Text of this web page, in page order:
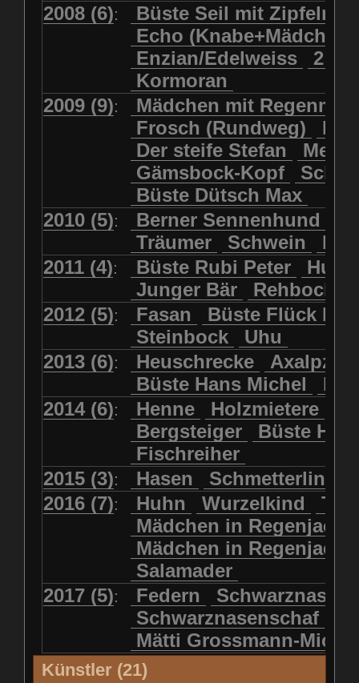
2008 (6):
Büste Seil mit
Echo
Enzian/Edelweiss
2
Kormoran
2009 (9):
Mädchen mit
Frosch (Rundweg)
Der steife Stefan
Gämsbock-Kopf
Büste Dütsch Max
2010 (5): Berner Sennenhund
Träumer
Schwein
2011 (4): Büste Rubi Peter
Junger Bär
2012 (5): Fasan
Büste Flück
Steinbock
Uhu
2013 (6): Heuschrecke
Büste Hans Michel
2014 (6): Henne Holzmietere
Bergsteiger
Büste HP
Fischreiher
2015 (3): Hasen Schmetterlinge
2016 (7): Huhn Wurzelkind
Mädchen in
Mädchen in Regenjacke
Salamader
2017 (5): Federn
Schwarznasenschaf
Mätti Grossmann-
Künstler (21)